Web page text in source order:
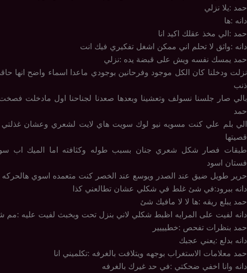
حمد :يلا نزلي
دانه :ها
حمد :الي مخذ عقلك اكيد انا
دانه :واثق لا تحلم اني ممكن اشغل تفكيري فيك انت
حمد يمسك نفسه ويش على قبضة يده :نزلي
نزلت ودخلنا كان الكل موجود وفرحانين بوجودي ماعدا اسماء واضح انها
ذنب
بالي صار جلسنا نسولف وتعشينا وبعدها صعدنا لجناحنا اول مادخلت
حمد
الي بلم علي كنت مسويه نيو لوك سويت هاي لايت لشعري وعشان
قصيتها
طبقات فصار شكل شعري جنان بسبب طوله وكثافته اما الميك اب
فستان اسود
حرير طويل ضيق عند الصدر ويوسع عند الخصر كنت متعمده اسوي هالحركه
دانه ببرود:في شئ غلط في شكلي عشان تطالعني كذا
حمد يبلع ريقه :ها لا لا مافيك شئ
دانه لفيت على المرايه اظبط شكلي لاني بنزل تحت وبخبث لفيت عليه :مم
حمد بنظرات تفحص :خطيييير
دانه بدلع :يعني عجبك
حمد معلامات الاستغراب بوجهه ويتلافت بالغرفه :تكلميني انا
دانه وانا اخفي ضحكتي :في حد غيرك بالغرفه